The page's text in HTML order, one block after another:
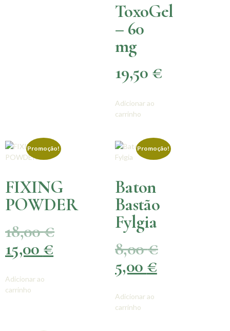
ToxoGel
– 60
mg
19,50 €
Adicionar ao
carrinho
Promoção!
FIXING
POWDER
18,00€
15,00 €
Adicionar ao
carrinho
Promoção!
Baton
Bastão
Fylgia
8,00€
5,00 €
Adicionar ao
carrinho